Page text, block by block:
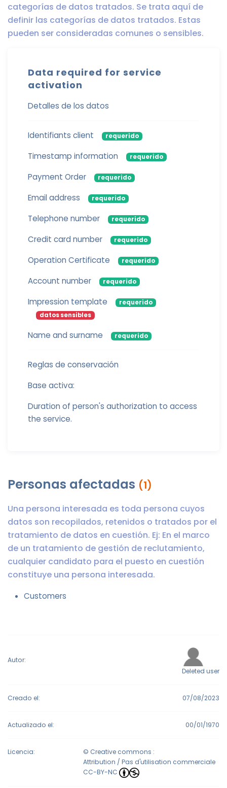
categorías de datos tratados. Se trata aquí de
definir las categorías de datos tratados. Estas
pueden ser consideradas comunes o sensibles.
Data required for service
activation
Detalles de los datos
Identifiants client requerido
Timestamp information requerido
Payment Order requerido
Email address requerido
Telephone number requerido
Credit card number requerido
Operation Certificate requerido
Account number requerido
Impression template
requerido
datos sensibles
Name and surname requerido
Reglas de conservación
Base activa:
Duration of person's authorization to access
the service.
Personas afectadas (1)
Una persona interesada es toda persona cuyos
datos son recopilados, retenidos o tratados por el
tratamiento de datos en cuestión. Ej: En el marco
de un tratamiento de gestión de reclutamiento,
cualquier candidato para el puesto en cuestión
constituye una persona interesada.
Customers
Autor:
Deleted user
Creado el: 07/08/2023
Actualizado el: 00/01/1970
Licencia:
© Creative commons :
Attribution / Pas d'utilisation commerciale
CC-BY-NC